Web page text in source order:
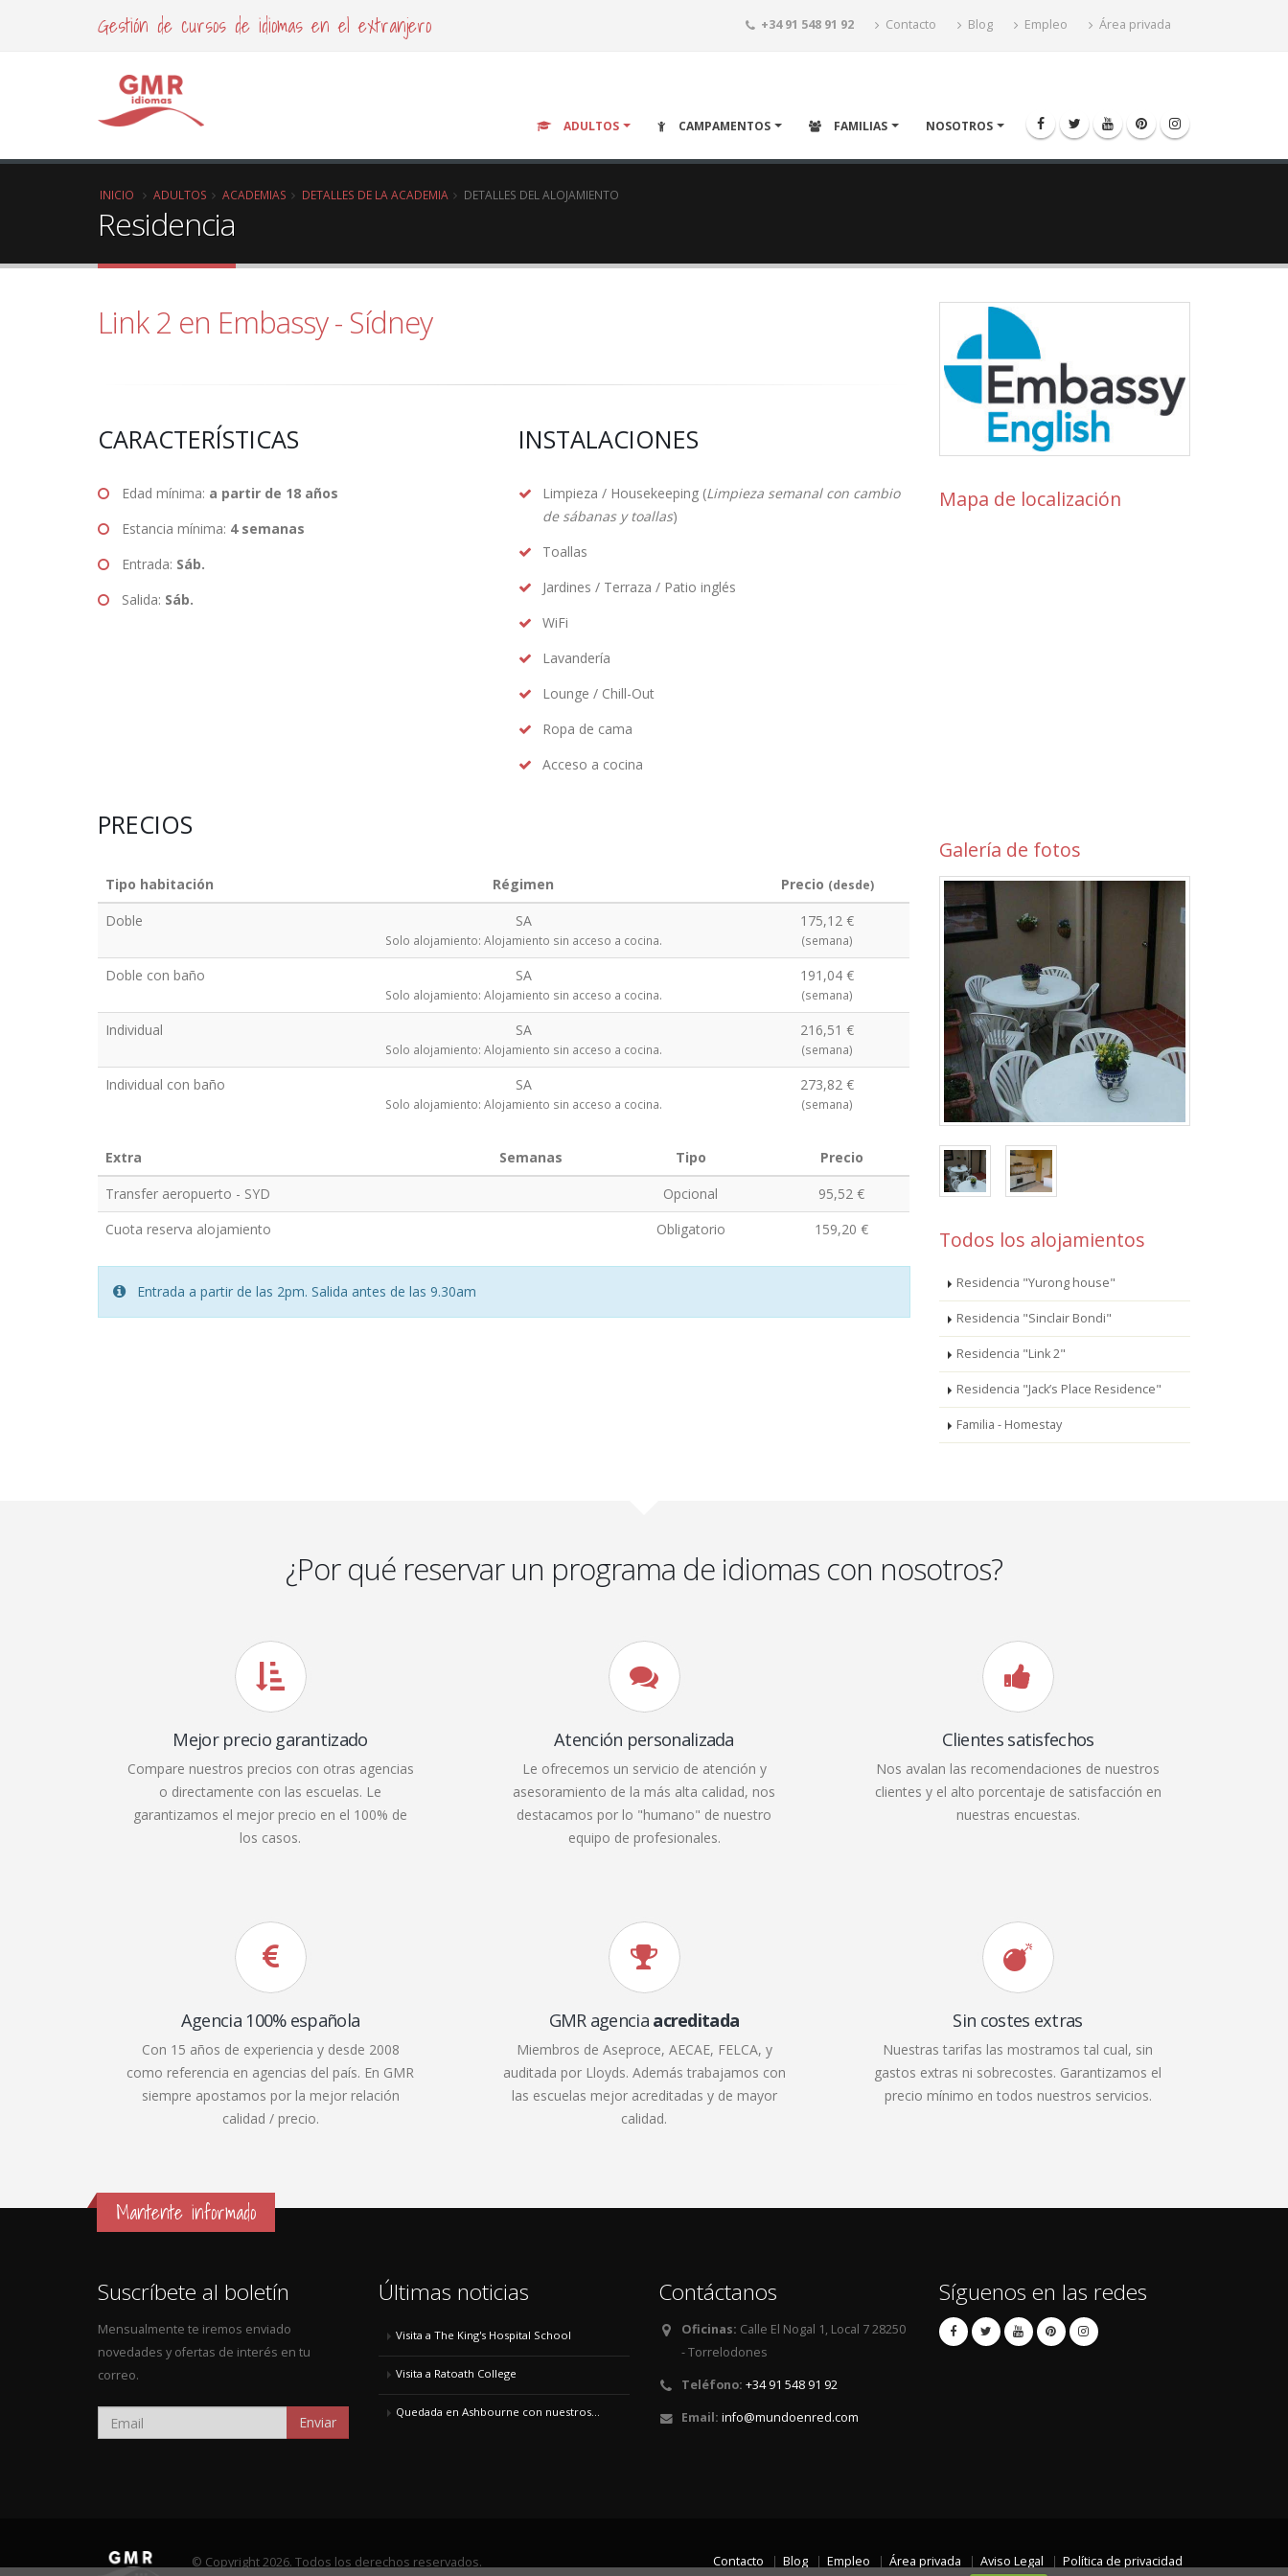
Gestión de cursos de idiomas en el extranjero +34 91 548 91 92 Contacto Blog Empleo Área privada
ADULTOS CAMPAMENTOS FAMILIAS NOSOTROS
INICIO ADULTOS ACADEMIAS DETALLES DE LA ACADEMIA DETALLES DEL ALOJAMIENTO
Residencia
Link 2 en Embassy - Sídney
CARACTERÍSTICAS
Edad mínima: a partir de 18 años
Estancia mínima: 4 semanas
Entrada: Sáb.
Salida: Sáb.
INSTALACIONES
Limpieza / Housekeeping (Limpieza semanal con cambio
de sábanas y toallas)
Toallas
Jardines / Terraza / Patio inglés
WiFi
Lavandería
Lounge / Chill-Out
Ropa de cama
Acceso a cocina
PRECIOS
Tipo habitación Régimen Precio (desde)
Doble SA
Solo alojamiento: Alojamiento sin acceso a cocina.
175,12 €
(semana)
Doble con baño SA
Solo alojamiento: Alojamiento sin acceso a cocina.
191,04 €
(semana)
Individual SA
Solo alojamiento: Alojamiento sin acceso a cocina.
216,51 €
(semana)
Individual con baño SA
Solo alojamiento: Alojamiento sin acceso a cocina.
273,82 €
(semana)
Extra Semanas Tipo
Precio
Transfer aeropuerto - SYD
Opcional
95,52 €
Cuota reserva alojamiento
Obligatorio 159,20 €
Entrada a partir de las 2pm. Salida antes de las 9.30am
Mapa de localización
Galería de fotos
Todos los alojamientos
Residencia "Yurong house"
Residencia "Sinclair Bondi"
Residencia "Link 2"
Residencia "Jack’s Place Residence"
Familia - Homestay
¿Por qué reservar un programa de idiomas con nosotros?
Mejor precio garantizado
Compare nuestros precios con otras agencias
o directamente con las escuelas. Le
garantizamos el mejor precio en el 100% de
los casos.
Atención personalizada
Le ofrecemos un servicio de atención y
asesoramiento de la más alta calidad, nos
destacamos por lo "humano" de nuestro
equipo de profesionales.
Clientes satisfechos
Nos avalan las recomendaciones de nuestros
clientes y el alto porcentaje de satisfacción en
nuestras encuestas.
Agencia 100% española
Con 15 años de experiencia y desde 2008
como referencia en agencias del país. En GMR
siempre apostamos por la mejor relación
calidad / precio.
GMR agencia acreditada
Miembros de Aseproce, AECAE, FELCA, y
auditada por Lloyds. Además trabajamos con
las escuelas mejor acreditadas y de mayor
calidad.
Sin costes extras
Nuestras tarifas las mostramos tal cual, sin
gastos extras ni sobrecostes. Garantizamos el
precio mínimo en todos nuestros servicios.
Mantente informado
Suscríbete al boletín
Mensualmente te iremos enviado
novedades y ofertas de interés en tu
correo.
Enviar
Últimas noticias
Visita a The King's Hospital School
Visita a Ratoath College
Quedada en Ashbourne con nuestros...
Contáctanos
Oficinas: Calle El Nogal 1, Local 7 28250
- Torrelodones
Teléfono: +34 91 548 91 92
Email: info@mundoenred.com
Síguenos en las redes
© Copyright 2026. Todos los derechos reservados. Contacto Blog Empleo Área privada Aviso Legal Política de privacidad